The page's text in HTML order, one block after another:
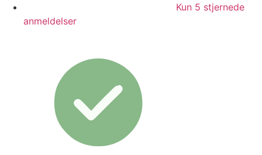
Kun 5 stjernede
anmeldelser